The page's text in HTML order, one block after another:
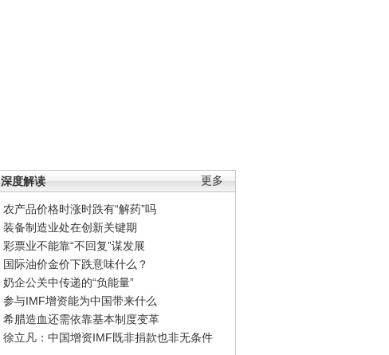
更多
深度解读
农产品价格时涨时跌有“解药”吗
装备制造业处在创新关键期
彩票业不能靠“不回复”谋发展
国际油价金价下跌意味什么？
奶企公关中传递的“负能量”
参与IMF增资能为中国带来什么
希腊造血还需依靠基本制度变革
徐立凡：中国增资IMF既非捐款也非无条件